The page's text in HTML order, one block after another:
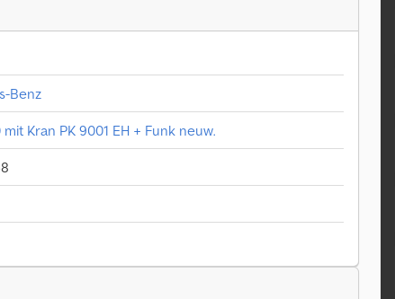
Benz
Kran PK 9001 EH + Funk neuw.